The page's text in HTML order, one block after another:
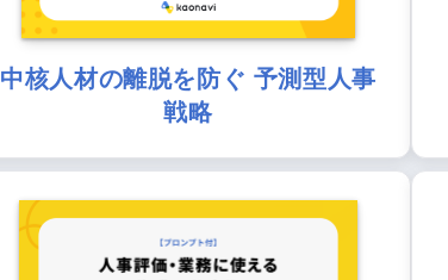
中核人材の離脱を防ぐ 予測型人事
戦略